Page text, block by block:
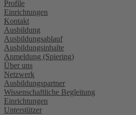
Profile
Einrichtungen
Kontakt
Ausbildung
Ausbildungsablauf
Ausbildungsinhalte
Anmeldung (Spiering)
Über uns
Netzwerk
Ausbildungspartner
Wissenschaftliche Begleitung
Einrichtungen
Unterstützer